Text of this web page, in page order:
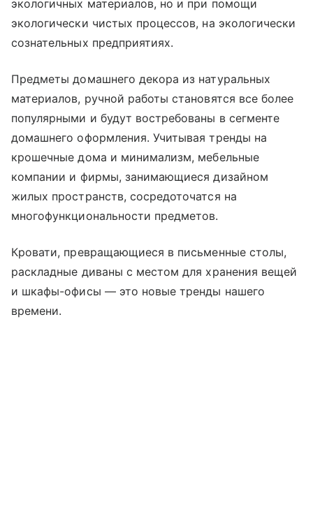
экологичных материалов, но и при помощи
экологически чистых процессов, на экологически
сознательных предприятиях.
Предметы домашнего декора из натуральных
материалов, ручной работы становятся все более
популярными и будут востребованы в сегменте
домашнего оформления. Учитывая тренды на
крошечные дома и минимализм, мебельные
компании и фирмы, занимающиеся дизайном
жилых пространств, сосредоточатся на
многофункциональности предметов.
Кровати, превращающиеся в письменные столы,
раскладные диваны с местом для хранения вещей
и шкафы-офисы — это новые тренды нашего
времени.